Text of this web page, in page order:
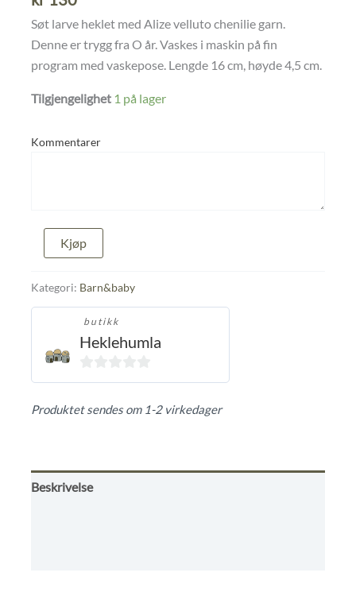
Søt larve heklet med Alize velluto chenilie garn.
Denne er trygg fra O år. Vaskes i maskin på fin
program med vaskepose. Lengde 16 cm, høyde 4,5 cm.
Tilgjengelighet 1 på lager
Kommentarer
Larve
Kjøp
Kategori: Barn&baby
butikk
Heklehumla
0
Produktet sendes om 1-2 virkedager
Beskrivelse